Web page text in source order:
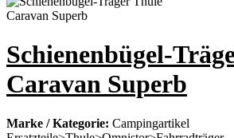
Schienenbügel-
Caravan Superb
Marke / Kategorie: Campingartikel